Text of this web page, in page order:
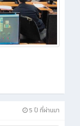
5 ปี ที่ผ่านมา